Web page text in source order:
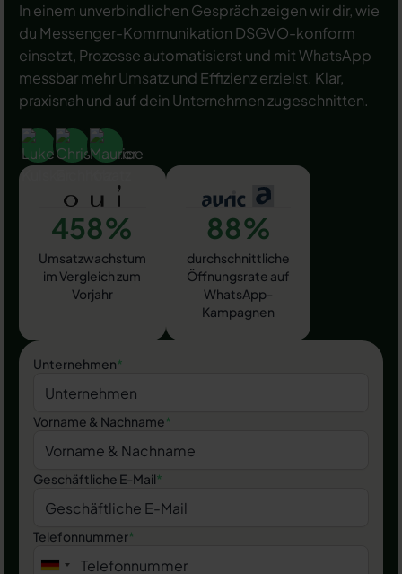
In einem unverbindlichen Gespräch zeigen wir dir, wie
du Messenger-Kommunikation DSGVO-konform
einsetzt, Prozesse automatisierst und mit WhatsApp
messbar mehr Umsatz und Effizienz erzielst. Klar,
praxisnah und auf dein Unternehmen zugeschnitten.
458%
Umsatzwachstum
im Vergleich zum
Vorjahr
88%
durchschnittliche
Öffnungsrate auf
WhatsApp-
Kampagnen
Unternehmen*
Vorname & Nachname*
Geschäftliche E-Mail*
Telefonnummer*